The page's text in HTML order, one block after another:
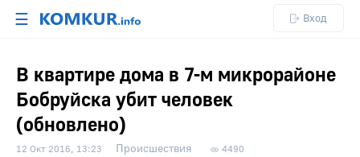
☰ Вход
В квартире дома в 7-м микрорайоне
Бобруйска убит человек
(обновлено)
12 Окт 2016, 13:23 Происшествия 4490